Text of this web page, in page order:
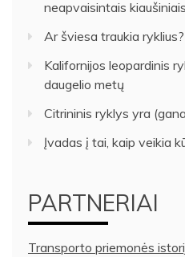
neapvaisintais kiaušiniais
Ar šviesa traukia ryklius?
Kalifornijos leopardinis
daugelio metų
Citrininis ryklys yra
Įvadas į tai, kaip veikia
PARTNERIAI
Transporto priemonės